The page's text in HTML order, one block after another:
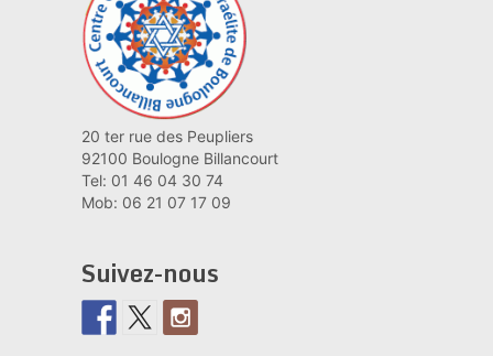
20 ter rue des Peupliers
92100 Boulogne Billancourt
Tel: 01 46 04 30 74
Mob: 06 21 07 17 09
Suivez-nous